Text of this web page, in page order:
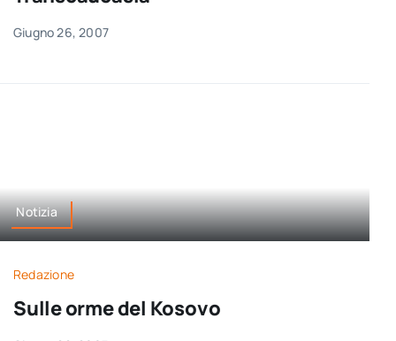
Giugno 26, 2007
Notizia
Redazione
Sulle orme del Kosovo